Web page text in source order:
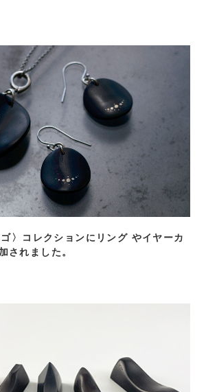
〉コレクションにリング やイヤーカ
されました。